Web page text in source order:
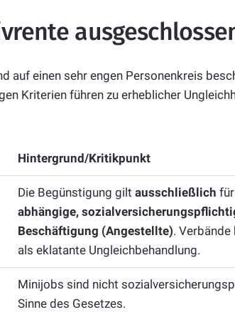
auf einen sehr engen Personenkreis
Kriterien führen zu erheblicher
Hintergrund/Kritikpunkt
Die Begünstigung gilt ausschließlich
abhängige,
Beschäftigung (Angestellte).
als eklatante Ungleichbehandlung.
Minijobs sind nicht
Sinne des Gesetzes.